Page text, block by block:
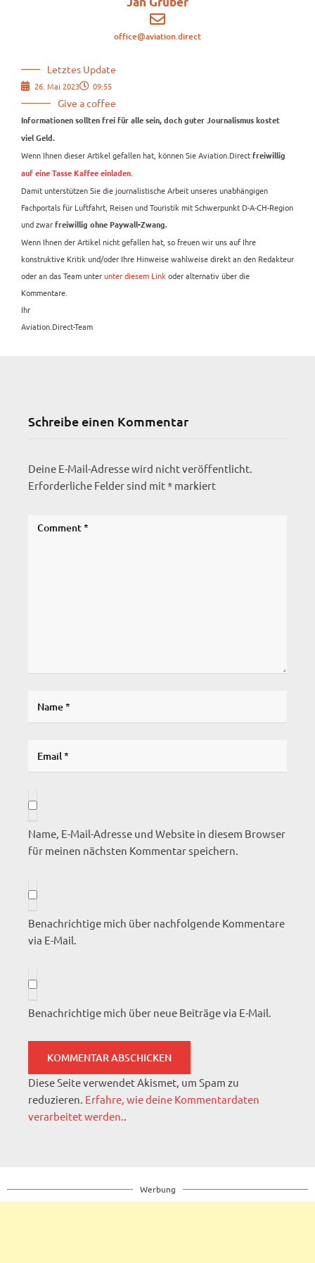
office@aviation.direct
Letztes Update
26. Mai 2023 09:55
Give a coffee
Informationen sollten frei für alle sein, doch guter Journalismus kostet
viel Geld.
Wenn Ihnen dieser Artikel gefallen hat, können Sie Aviation.Direct freiwillig
auf eine Tasse Kaffee einladen.
Damit unterstützen Sie die journalistische Arbeit unseres unabhängigen
Fachportals für Luftfahrt, Reisen und Touristik mit Schwerpunkt D-A-CH-Region
und zwar freiwillig ohne Paywall-Zwang.
Wenn Ihnen der Artikel nicht gefallen hat, so freuen wir uns auf Ihre
konstruktive Kritik und/oder Ihre Hinweise wahlweise direkt an den Redakteur
oder an das Team unterunter diesem Linkoder alternativ über die
Kommentare.
Ihr
Aviation.Direct-Team
Schreibe einen Kommentar
Deine E-Mail-Adresse wird nicht veröffentlicht.
Erforderliche Felder sind mit* markiert
Name, E-Mail-Adresse und Website in diesem Browser
für meinen nächsten Kommentar speichern.
Benachrichtige mich über nachfolgende Kommentare
via E-Mail.
Benachrichtige mich über neue Beiträge via E-Mail.
Diese Seite verwendet Akismet, um Spam zu
reduzieren. Erfahre, wie deine Kommentardaten
verarbeitet werden..
Werbung